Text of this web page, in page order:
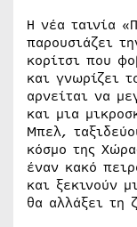
Η νέα ταινία
παρουσιάζει
κορίτσι που
και γνωρίζει
αρνείται να
και μια
Μπελ,
κόσμο της
έναν κακό
και ξεκινούν
θα αλλάξει τη